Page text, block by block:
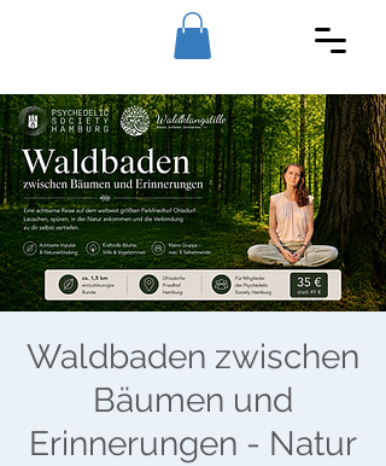
Waldbaden zwischen
Bäumen und
Erinnerungen - Natur